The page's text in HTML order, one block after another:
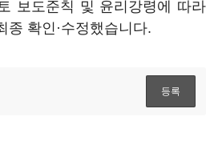
보도준칙 및 윤리강령에 따라
종 확인·수정했습니다.